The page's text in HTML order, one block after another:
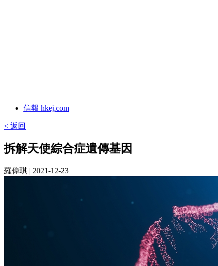
信報 hkej.com
< 返回
拆解天使綜合症遺傳基因
羅偉琪 | 2021-12-23